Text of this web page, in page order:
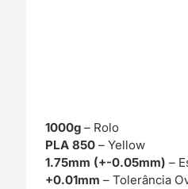
1000g – Rolo
PLA 850– Yellow
1.75mm (+-0.05mm)–
+0.01mm– Tolerância